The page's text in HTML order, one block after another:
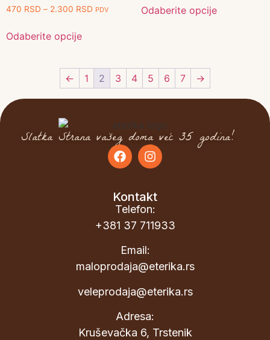
470 RSD – 2.300 RSD PDV
Odaberite opcije
Odaberite opcije
← 1 2 3 4 5 6 7 →
Slatka Strana vašeg doma već 35 godina!
Kontakt
Telefon:
+381 37 711933
Email:
maloprodaja@eterika.rs
veleprodaja@eterika.rs
Adresa:
Kruševačka 6, Trstenik